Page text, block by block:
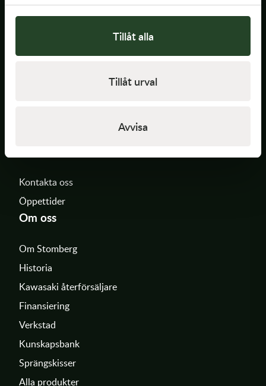
Tillåt alla
Tillåt urval
Avvisa
Kontakta oss
Öppettider
Om oss
Om Stomberg
Historia
Kawasaki återförsäljare
Finansiering
Verkstad
Kunskapsbank
Sprängskisser
Alla produkter